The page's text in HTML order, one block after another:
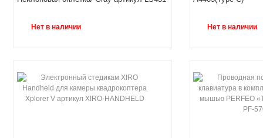
Нет в наличии Нет в наличии